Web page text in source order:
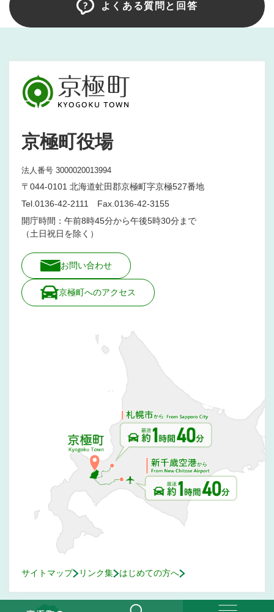
よくある質問と回答
京極町役場
法人番号 3000020013994
〒044-0101 北海道虻田郡京極町字京極527番地
Tel.0136-42-2111 Fax.0136-42-3155
開庁時間：午前8時45分から午後5時30分まで
（土日祝日を除く）
お問い合わせ
京極町へのアクセス
サイトマップ リンク集 はじめての方へ
© Kyogoku Town. All Rights Reserved.